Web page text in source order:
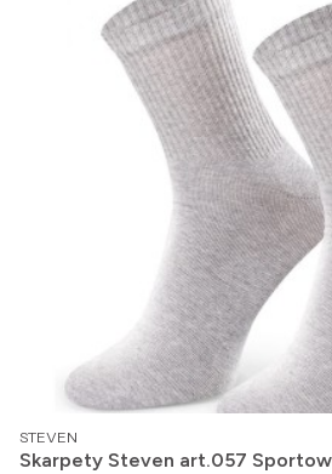
PRODUCENT
STEVEN
Skarpety Steven art.057